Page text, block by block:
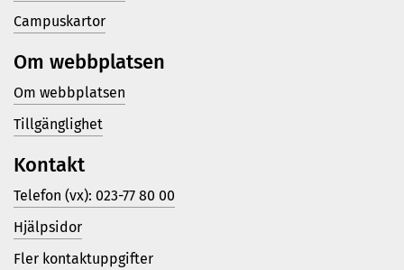
Campuskartor
Om webbplatsen
Om webbplatsen
Tillgänglighet
Kontakt
Telefon (vx): 023-77 80 00
Hjälpsidor
Fler kontaktuppgifter